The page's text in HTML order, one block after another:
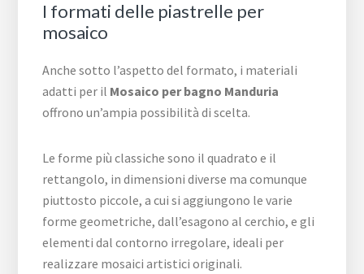
I formati delle piastrelle per
mosaico
Anche sotto l’aspetto del formato, i materiali
adatti per il Mosaico per bagno Manduria
offrono un’ampia possibilità di scelta.
Le forme più classiche sono il quadrato e il
rettangolo, in dimensioni diverse ma comunque
piuttosto piccole, a cui si aggiungono le varie
forme geometriche, dall’esagono al cerchio, e gli
elementi dal contorno irregolare, ideali per
realizzare mosaici artistici originali.